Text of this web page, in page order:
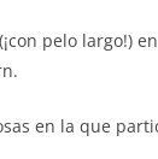
pelo largo!)
en la que